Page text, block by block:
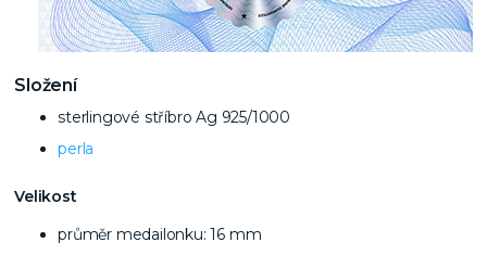
Složení
sterlingové stříbro Ag 925/1000
perla
Velikost
průměr medailonku: 16 mm